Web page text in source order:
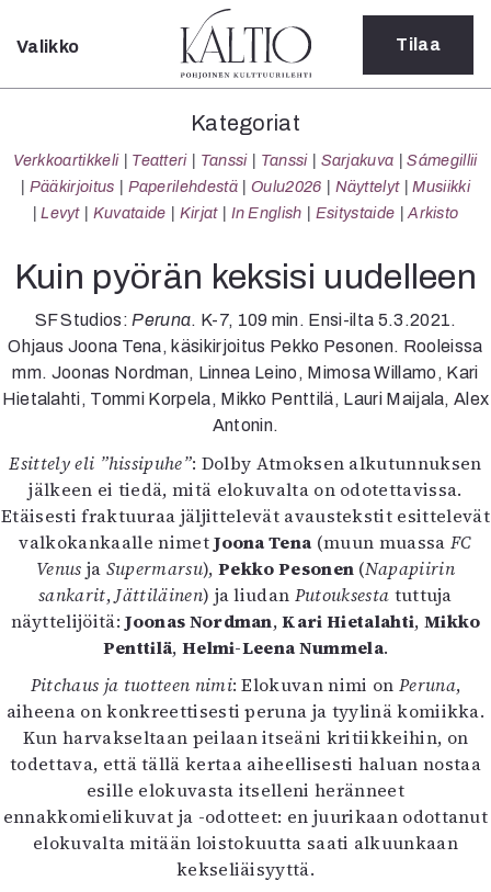
Sulje
Kategoriat
Verkkoartikkeli
Teatteri
Tanssi
Sarjakuva
Sámegillii
Pääkirjoitus
Paperilehdestä
Oulu2026
Näyttelyt
Musiikki
Kuvataide
Kirjat
In English
Esitystaide
Arkisto
Lehdet
4/2026
2–3/2026
1/2026
6/2025
5/2025 saame
5/2025
Lehtiarkisto
Valikko Tilaa
Kategoriat
Verkkoartikkeli Teatteri Tanssi Tanssi Sarjakuva
Sámegillii
Pääkirjoitus
Paperilehdestä Oulu2026 Näyttelyt
Musiikki
Levyt
Kuvataide Kirjat In English Esitystaide Arkisto
Kuin pyörän keksisi uudelleen
SF Studios: Peruna. K-7, 109 min. Ensi-ilta 5.3.2021.
Ohjaus Joona Tena, käsikirjoitus Pekko Pesonen. Rooleissa
mm. Joonas Nordman, Linnea Leino, Mimosa Willamo, Kari
Hietalahti, Tommi Korpela, Mikko Penttilä, Lauri Maijala, Alex
Antonin.
Esittely eli ”hissipuhe”: Dolby Atmoksen alkutunnuksen
jälkeen ei tiedä, mitä elokuvalta on odotettavissa.
Etäisesti fraktuuraa jäljittelevät avaustekstit esittelevät
valkokankaalle nimetJoona Tena (muun muassa FC
Venus ja Supermarsu),Pekko Pesonen (Napapiirin
sankarit, Jättiläinen) ja liudan Putouksesta tuttuja
näyttelijöitä:Joonas Nordman,Kari Hietalahti, Mikko
Penttilä, Helmi-Leena Nummela.
Pitchaus ja tuotteen nimi: Elokuvan nimi on Peruna,
aiheena on konkreettisesti peruna ja tyylinä komiikka.
Kun harvakseltaan peilaan itseäni kritiikkeihin, on
todettava, että tällä kertaa aiheellisesti haluan nostaa
esille elokuvasta itselleni heränneet
ennakkomielikuvat ja -odotteet: en juurikaan odottanut
elokuvalta mitään loistokuutta saati alkuunkaan
kekseliäisyyttä.